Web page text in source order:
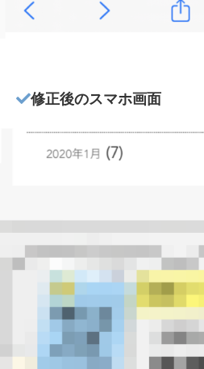
修正後のスマホ画面